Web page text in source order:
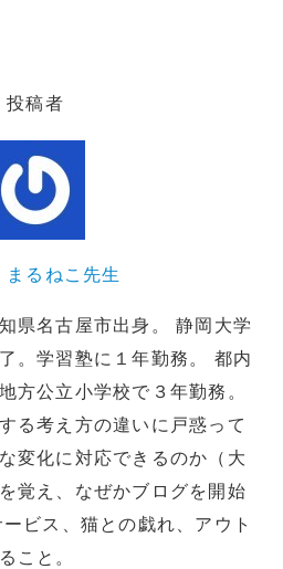
投稿者
まるねこ先生
県名古屋市出身。 静岡大学
。学習塾に１年勤務。 都内
方公立小学校で３年勤務。
る考え方の違いに戸惑って
変化に対応できるのか（大
覚え、なぜかブログを開始
ビス、猫との戯れ、アウト
こと。